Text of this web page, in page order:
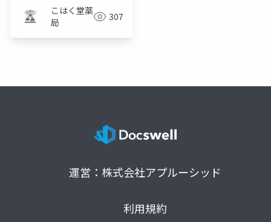
こはく堂薬
局
307
運営：株式会社アプルーシッド
利用規約